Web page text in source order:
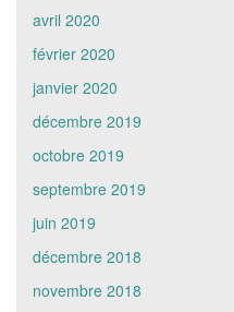
avril 2020
février 2020
janvier 2020
décembre 2019
octobre 2019
septembre 2019
juin 2019
décembre 2018
novembre 2018